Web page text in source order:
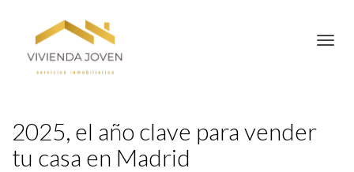
2025, el año clave para vender
tu casa en Madrid